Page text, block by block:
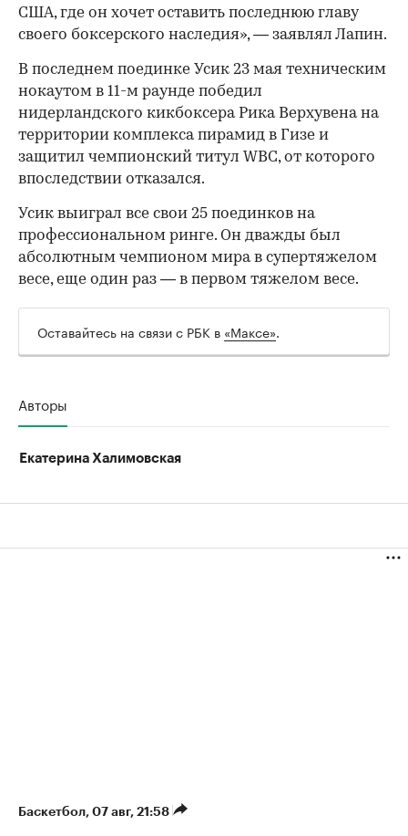
США, где он хочет оставить последнюю главу
своего боксерского наследия», — заявлял Лапин.
В последнем поединке Усик 23 мая техническим
нокаутом в 11-м раунде победил
нидерландского кикбоксера Рика Верхувена на
территории комплекса пирамид в Гизе и
защитил чемпионский титул WBC, от которого
впоследствии отказался.
Усик выиграл все свои 25 поединков на
профессиональном ринге. Он дважды был
абсолютным чемпионом мира в супертяжелом
весе, еще один раз — в первом тяжелом весе.
Оставайтесь на связи с РБК в «Максе».
Авторы
Екатерина Халимовская
Баскетбол 07 авг, 21:58